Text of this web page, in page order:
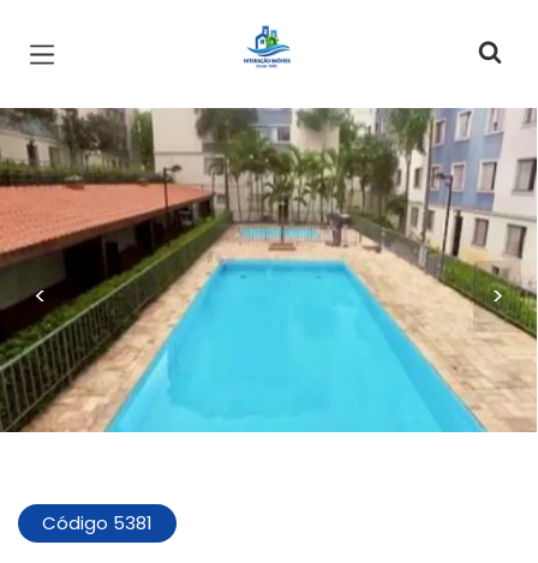
Página inicial
< >
Código 5381